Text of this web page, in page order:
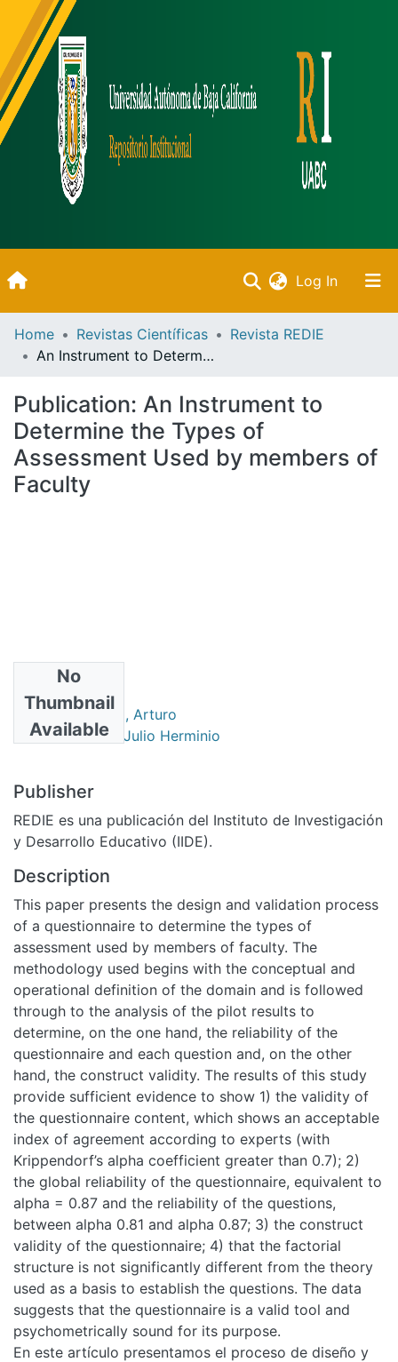
Log In(current)
Inicio
Communities & Collections
All of DSpace
Statistics
Bibliotecas
Home Revistas Científicas
Revista REDIE
An Instrument to Determine the Types of Assessment Used by members of Faculty
Publication: An Instrument to
Determine the Types of
Assessment Used by members of
Faculty
No
Thumbnail
Available
Authors
De la Orden Hoz, Arturo
Pimienta Prieto, Julio Herminio
Publisher
REDIE es una publicación del Instituto de Investigación
y Desarrollo Educativo (IIDE).
Description
This paper presents the design and validation process
of a questionnaire to determine the types of
assessment used by members of faculty. The
methodology used begins with the conceptual and
operational definition of the domain and is followed
through to the analysis of the pilot results to
determine, on the one hand, the reliability of the
questionnaire and each question and, on the other
hand, the construct validity. The results of this study
provide sufficient evidence to show 1) the validity of
the questionnaire content, which shows an acceptable
index of agreement according to experts (with
Krippendorf’s alpha coefficient greater than 0.7); 2)
the global reliability of the questionnaire, equivalent to
alpha = 0.87 and the reliability of the questions,
between alpha 0.81 and alpha 0.87; 3) the construct
validity of the questionnaire; 4) that the factorial
structure is not significantly different from the theory
used as a basis to establish the questions. The data
suggests that the questionnaire is a valid tool and
psychometrically sound for its purpose.
En este artículo presentamos el proceso de diseño y